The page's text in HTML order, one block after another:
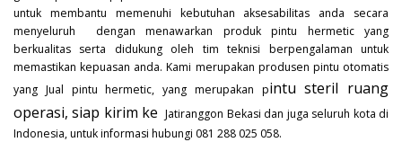
untuk membantu memenuhi kebutuhan aksesabilitas anda secara
menyeluruh dengan menawarkan produk pintu hermetic yang
berkualitas serta didukung oleh tim teknisi berpengalaman untuk
memastikan kepuasan anda. Kami merupakan produsen pintu otomatis
yang Jual pintu hermetic, yang merupakan pintu steril ruang
operasi, siap kirim ke Jatiranggon Bekasi dan juga seluruh kota di
Indonesia, untuk informasi hubungi 081 288 025 058.